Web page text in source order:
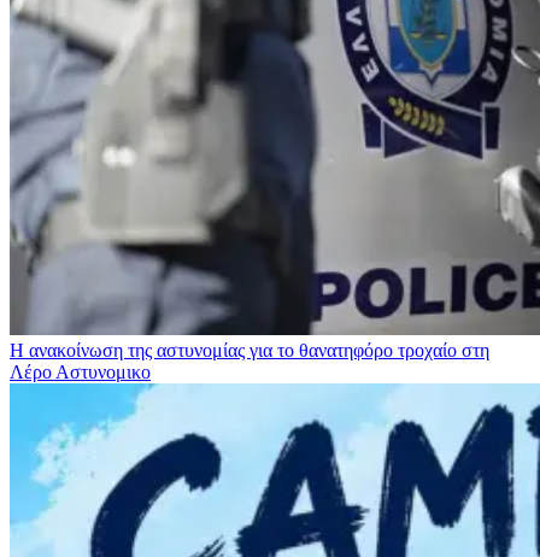
Η ανακοίνωση της αστυνομίας για το θανατηφόρο τροχαίο στη
Λέρο Αστυνομικο